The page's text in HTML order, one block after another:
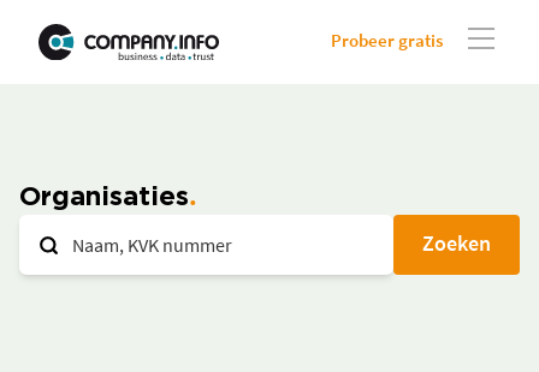
Probeer gratis
Organisaties
Zoeken